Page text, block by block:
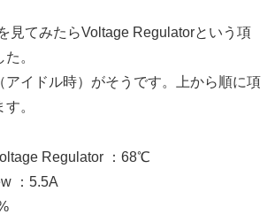
見てみたらVoltage Regulatorという項
。
アイドル時）がそうです。上から順に項
。
Regulator ：68℃
：5.5A